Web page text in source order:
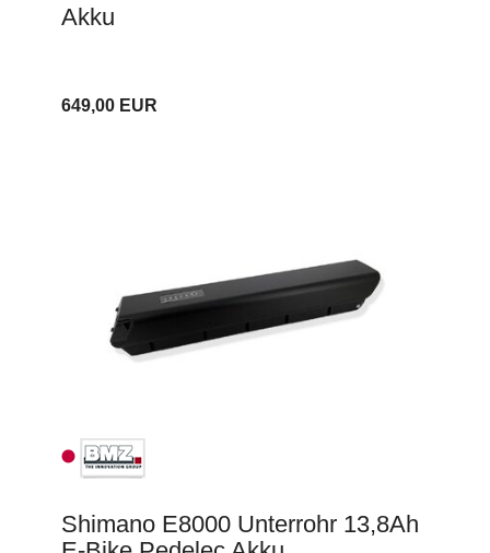
Akku
649,00 EUR
Shimano E8000 Unterrohr 13,8Ah